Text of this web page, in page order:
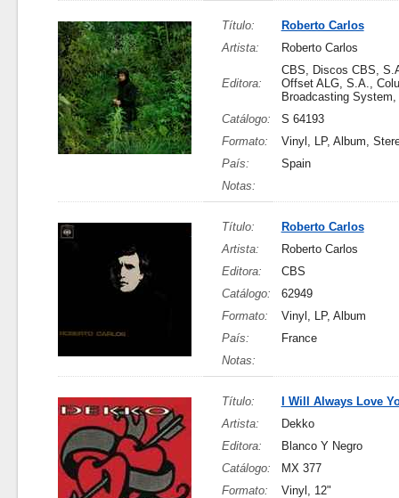
Título:
Roberto Carlos
Artista:
Roberto Carlos
Editora:
CBS, Discos CBS,
Offset ALG, S.A.,
Broadcasting
Catálogo:
S 64193
Formato:
Vinyl, LP, Album,
País:
Spain
Notas:
Título:
Roberto Carlos
Artista:
Roberto Carlos
Editora:
CBS
Catálogo:
62949
Formato:
Vinyl, LP, Album
País:
France
Notas:
Título:
I Will Always Love
Artista:
Dekko
Editora:
Blanco Y Negro
Catálogo:
MX 377
Formato:
Vinyl, 12"